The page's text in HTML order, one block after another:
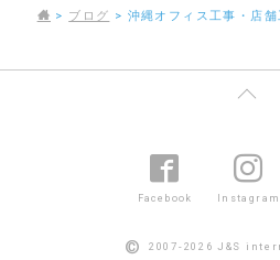
> ブログ > 沖縄オフィス工事・店
Facebook Instagram
© 2007-2026 J&S